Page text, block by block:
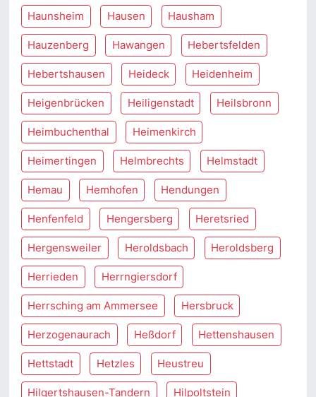
Haunsheim Hausen Hausham
Hauzenberg Hawangen Hebertsfelden
Hebertshausen Heideck Heidenheim
Heigenbrücken Heiligenstadt Heilsbronn
Heimbuchenthal Heimenkirch
Heimertingen Helmbrechts Helmstadt
Hemau Hemhofen Hendungen
Henfenfeld Hengersberg Heretsried
Hergensweiler Heroldsbach Heroldsberg
Herrieden Herrngiersdorf
Herrsching am Ammersee Hersbruck
Herzogenaurach Heßdorf Hettenshausen
Hettstadt Hetzles Heustreu
Hilgertshausen-Tandern Hilpoltstein